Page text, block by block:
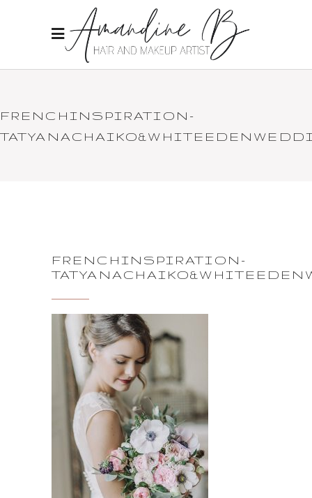
FRENCHINSPIRATION-
FRENCHINSPIRATION-